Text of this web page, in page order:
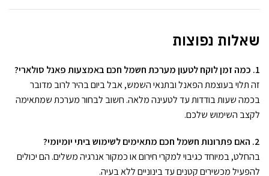
שאלות נפוצות
1. כמה זמן לוקח לטעון מערכת חשמל חכם באמצעות פאנל סולארי?
זה תלוי בעוצמת הפאנל ובתנאי השמש, אבל ביום בהיר לרוב מדובר
בכמה שעות בודדות עד לטעינה מלאה. חשוב לבחור מערכת שמתאימה
לקצב השימוש שלכם.
2. האם פתרונות חשמל חכם מתאימים לשימוש ביתי יומיומי?
בהחלט, במיוחד כגיבוי למקרי חירום או כמקור אנרגיה משלים. הם יכולים
להפעיל מכשירים קטנים עד בינוניים ללא בעיה.